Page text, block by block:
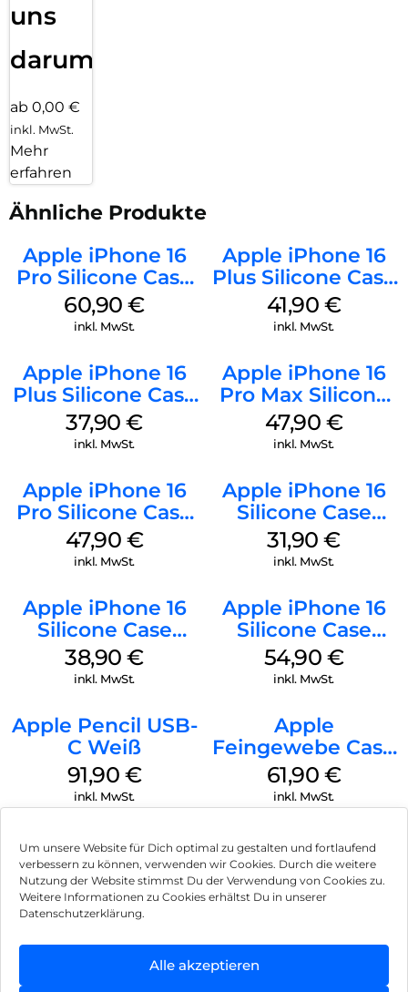
Um unsere Website für Dich optimal zu gestalten und fortlaufend
verbessern zu können, verwenden wir Cookies. Durch die weitere
Nutzung der Website stimmst Du der Verwendung von Cookies zu.
Weitere Informationen zu Cookies erhältst Du in unserer
Datenschutzerklärung.
Alle akzeptieren
uns
darum!
ab 0,00 €
inkl. MwSt.
Mehr
erfahren
Ähnliche Produkte
Apple iPhone 16
Pro Silicone Case
MagSafe Stone
Gray
60,90€
inkl. MwSt.
Apple iPhone 16
Plus Silicone Case
MagSafe Stone
Gray
41,90 €
inkl. MwSt.
Apple iPhone 16
Plus Silicone Case
MagSafe Lake
Green
37,90€
inkl. MwSt.
Apple iPhone 16
Pro Max Silicone
Case MagSafe
Black
47,90 €
inkl. MwSt.
Apple iPhone 16
Pro Silicone Case
MagSafe Denim
47,90 €
inkl. MwSt.
Apple iPhone 16
Silicone Case
MagSafe Fuchsia
31,90€
inkl. MwSt.
Apple iPhone 16
Silicone Case
MagSafe
Ultramarine
38,90€
inkl. MwSt.
Apple iPhone 16
Silicone Case
MagSafe Black
54,90 €
inkl. MwSt.
Apple Pencil USB-
C Weiß
91,90 €
inkl. MwSt.
Apple
Feingewebe Case
iPhone 15 Pro
MagSafe Schwarz
61,90 €
inkl. MwSt.
Impressum